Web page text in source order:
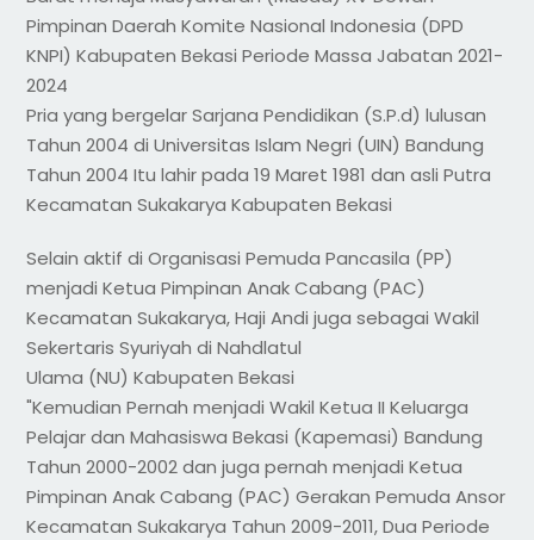
Pimpinan Daerah Komite Nasional Indonesia (DPD
KNPI) Kabupaten Bekasi Periode Massa Jabatan 2021-
2024
Pria yang bergelar Sarjana Pendidikan (S.P.d) lulusan
Tahun 2004 di Universitas Islam Negri (UIN) Bandung
Tahun 2004 Itu lahir pada 19 Maret 1981 dan asli Putra
Kecamatan Sukakarya Kabupaten Bekasi
Selain aktif di Organisasi Pemuda Pancasila (PP)
menjadi Ketua Pimpinan Anak Cabang (PAC)
Kecamatan Sukakarya, Haji Andi juga sebagai Wakil
Sekertaris Syuriyah di Nahdlatul
Ulama (NU) Kabupaten Bekasi
"Kemudian Pernah menjadi Wakil Ketua II Keluarga
Pelajar dan Mahasiswa Bekasi (Kapemasi) Bandung
Tahun 2000-2002 dan juga pernah menjadi Ketua
Pimpinan Anak Cabang (PAC) Gerakan Pemuda Ansor
Kecamatan Sukakarya Tahun 2009-2011, Dua Periode